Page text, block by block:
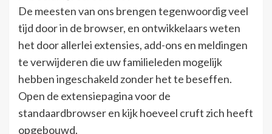
De meesten van ons brengen tegenwoordig veel
tijd door in de browser, en ontwikkelaars weten
het door allerlei extensies, add-ons en meldingen
te verwijderen die uw familieleden mogelijk
hebben ingeschakeld zonder het te beseffen.
Open de extensiepagina voor de
standaardbrowser en kijk hoeveel cruft zich heeft
opgebouwd.